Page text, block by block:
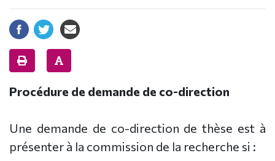
Procédure de demande de co-direction
Une demande de co-direction de thèse est à
présenter à la commission de la recherche si :